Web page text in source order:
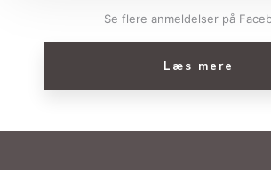
Se flere anmeldelser på
Læs mere​